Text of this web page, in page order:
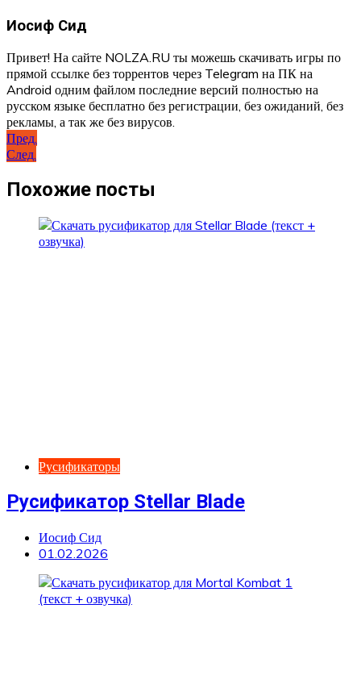
Иосиф Сид
Привет! На сайте NOLZA.RU ты можешь скачивать игры по
прямой ссылке без торрентов через Telegram на ПК на
Android одним файлом последние версий полностью на
русском языке бесплатно без регистрации, без ожиданий, без
рекламы, а так же без вирусов.
Навигация
по
записям
Пред.
След.
Похожие посты
Русификаторы
Русификатор Stellar Blade
Иосиф Сид
01.02.2026